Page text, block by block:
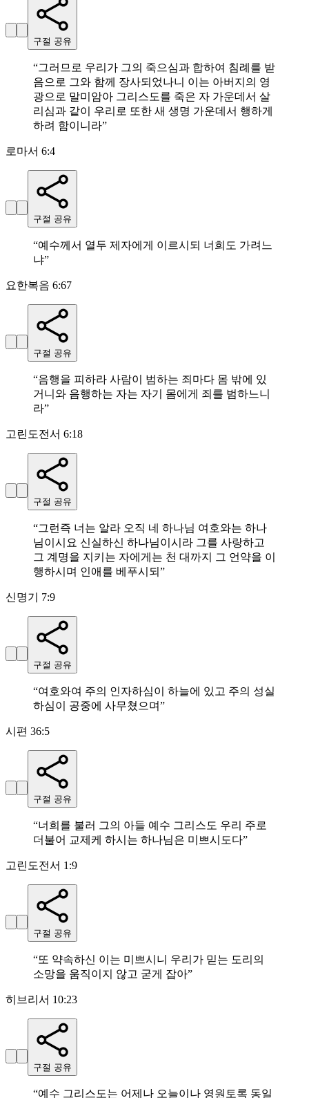
구절 공유
“그러므로 우리가 그의 죽으심과 합하여 침례를 받
음으로 그와 함께 장사되었나니 이는 아버지의 영
광으로 말미암아 그리스도를 죽은 자 가운데서 살
리심과 같이 우리로 또한 새 생명 가운데서 행하게
하려 함이니라”
로마서 6:4
구절 공유
“예수께서 열두 제자에게 이르시되 너희도 가려느
냐”
요한복음 6:67
구절 공유
“음행을 피하라 사람이 범하는 죄마다 몸 밖에 있
거니와 음행하는 자는 자기 몸에게 죄를 범하느니
라”
고린도전서 6:18
구절 공유
“그런즉 너는 알라 오직 네 하나님 여호와는 하나
님이시요 신실하신 하나님이시라 그를 사랑하고
그 계명을 지키는 자에게는 천 대까지 그 언약을 이
행하시며 인애를 베푸시되 ”
신명기 7:9
구절 공유
“여호와여 주의 인자하심이 하늘에 있고 주의 성실
하심이 공중에 사무쳤으며”
시편 36:5
구절 공유
“너희를 불러 그의 아들 예수 그리스도 우리 주로
더불어 교제케 하시는 하나님은 미쁘시도다”
고린도전서 1:9
구절 공유
“또 약속하신 이는 미쁘시니 우리가 믿는 도리의
소망을 움직이지 않고 굳게 잡아”
히브리서 10:23
구절 공유
“예수 그리스도는 어제나 오늘이나 영원토록 동일